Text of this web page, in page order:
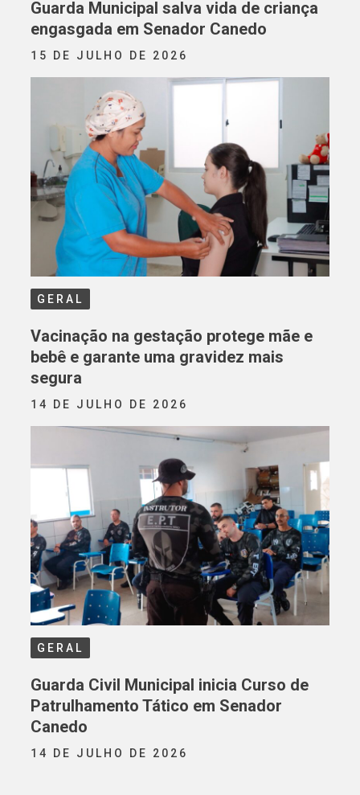
Guarda Municipal salva vida de criança
engasgada em Senador Canedo
15 DE JULHO DE 2026
GERAL
Vacinação na gestação protege mãe e
bebê e garante uma gravidez mais
segura
14 DE JULHO DE 2026
GERAL
Guarda Civil Municipal inicia Curso de
Patrulhamento Tático em Senador
Canedo
14 DE JULHO DE 2026